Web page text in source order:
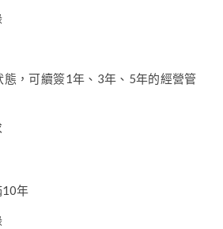
態，可續簽1年、3年、5年的經營管
10年